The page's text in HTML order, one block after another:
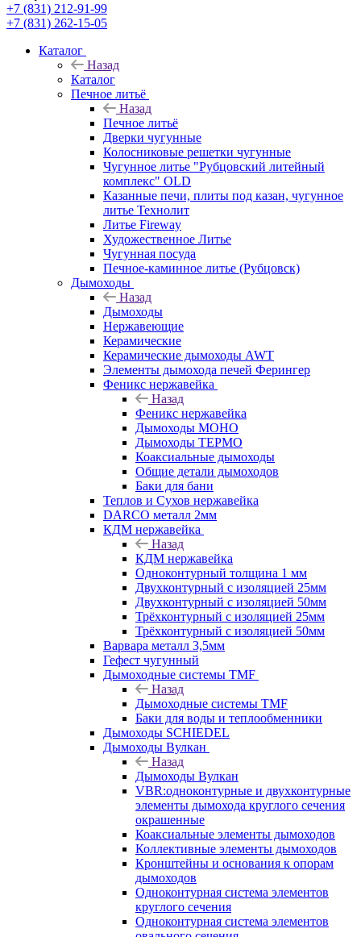
+7 (831) 212-91-99
+7 (831) 262-15-05
Каталог
Назад
Каталог
Печное литьё
Назад
Печное литьё
Дверки чугунные
Колосниковые решетки чугунные
Чугунное литье "Рубцовский литейный
комплекс" OLD
Казанные печи, плиты под казан, чугунное
литье Технолит
Литье Fireway
Художественное Литье
Чугунная посуда
Печное-каминное литье (Рубцовск)
Дымоходы
Назад
Дымоходы
Нержавеющие
Керамические
Керамические дымоходы AWT
Элементы дымохода печей Ферингер
Феникс нержавейка
Назад
Феникс нержавейка
Дымоходы МОНО
Дымоходы ТЕРМО
Коаксиальные дымоходы
Общие детали дымоходов
Баки для бани
Теплов и Сухов нержавейка
DARCO металл 2мм
КДМ нержавейка
Назад
КДМ нержавейка
Одноконтурный толщина 1 мм
Двухконтурный с изоляцией 25мм
Двухконтурный с изоляцией 50мм
Трёхконтурный с изоляцией 25мм
Трёхконтурный с изоляцией 50мм
Варвара металл 3,5мм
Гефест чугунный
Дымоходные системы TMF
Назад
Дымоходные системы TMF
Баки для воды и теплообменники
Дымоходы SCHIEDEL
Дымоходы Вулкан
Назад
Дымоходы Вулкан
VBR:одноконтурные и двухконтурные
элементы дымохода круглого сечения
окрашенные
Коаксиальные элементы дымоходов
Коллективные элементы дымоходов
Кронштейны и основания к опорам
дымоходов
Одноконтурная система элементов
круглого сечения
Одноконтурная система элементов